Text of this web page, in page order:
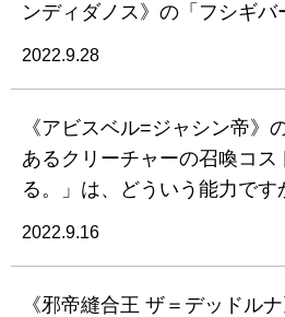
ンディダノス》の「フシギバ
2022.9.28
《アビスベル=ジャシン帝》
あるクリーチャーの召喚コス
る。」は、どういう能力です
2022.9.16
《邪帝縫合王 ザ＝デッドル